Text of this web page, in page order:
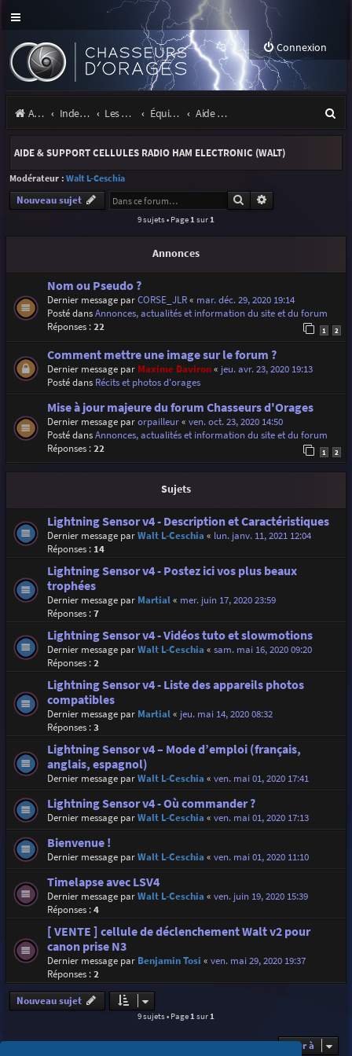
Connexion
Accueil Index du forum Les orages Équipement Aide & support cellules Radio Ham Electronic (Walt)
e
h
r
AIDE & SUPPORT CELLULES RADIO HAM ELECTRONIC (WALT)
Modérateur : Walt L-Ceschia
Nouveau sujet Rechercher
9 sujets • Page1sur1
Annonces
Nom ou Pseudo ?
Dernier message parCORSE_JLR« mar. déc. 29, 2020 19:14
Posté dansAnnonces, actualités et information du site et du forum
Réponses :22 1 2
Comment mettre une image sur le forum ?
Dernier message par Maxime Daviron« jeu. avr. 23, 2020 19:13
Posté dans Récits et photos d'orages
Mise à jour majeure du forum Chasseurs d'Orages
Dernier message parorpailleur« ven. oct. 23, 2020 14:50
Posté dansAnnonces, actualités et information du site et du forum
Réponses :22 1 2
Sujets
Lightning Sensor v4 - Description et Caractéristiques
Dernier message parWalt L-Ceschia « lun. janv. 11, 2021 12:04
Réponses : 14
Lightning Sensor v4 - Postez ici vos plus beaux
trophées
Dernier message par Martial« mer. juin 17, 2020 23:59
Réponses :7
Lightning Sensor v4 - Vidéos tuto et slowmotions
Dernier message parWalt L-Ceschia « sam. mai 16, 2020 09:20
Réponses :2
Lightning Sensor v4 - Liste des appareils photos
compatibles
Dernier message par Martial« jeu. mai 14, 2020 08:32
Réponses :3
Lightning Sensor v4 – Mode d’emploi (français,
anglais, espagnol)
Dernier message parWalt L-Ceschia « ven. mai 01, 2020 17:41
Lightning Sensor v4 - Où commander ?
Dernier message parWalt L-Ceschia « ven. mai 01, 2020 17:13
Bienvenue !
Dernier message parWalt L-Ceschia « ven. mai 01, 2020 11:10
Timelapse avec LSV4
Dernier message parWalt L-Ceschia « ven. juin 19, 2020 15:39
Réponses :4
[ VENTE ] cellule de déclenchement Walt v2 pour
canon prise N3
Dernier message par Benjamin Tosi « ven. mai 29, 2020 19:37
Réponses :2
Nouveau sujet
9 sujets • Page1sur1
Aller à